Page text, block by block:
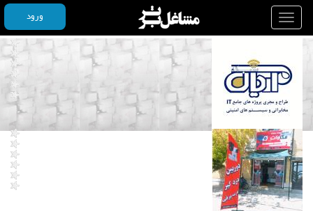
Toggle
navigation
ورود